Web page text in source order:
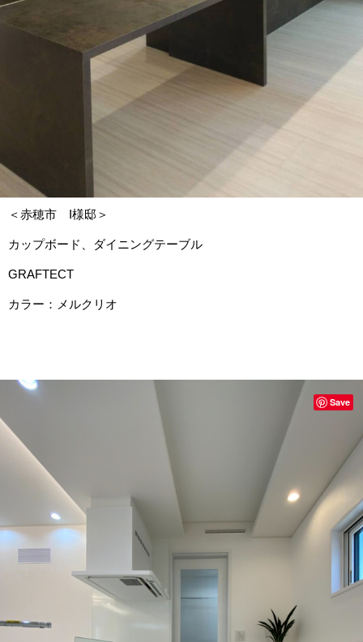
＜赤穂市 I様邸＞
カップボード、ダイニングテーブル
GRAFTECT
カラー：メルクリオ
Save